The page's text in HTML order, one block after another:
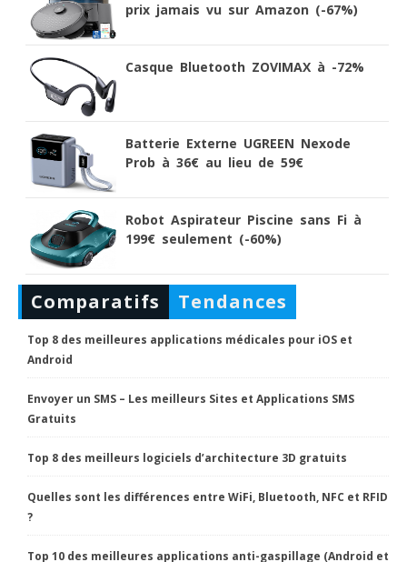
prix jamais vu sur Amazon (-67%)
Casque Bluetooth ZOVIMAX à -72%
Batterie Externe UGREEN Nexode
Prob à 36€ au lieu de 59€
Robot Aspirateur Piscine sans Fi à
199€ seulement (-60%)
Comparatifs Tendances
Top 8 des meilleures applications médicales pour iOS et
Android
Envoyer un SMS – Les meilleurs Sites et Applications SMS
Gratuits
Top 8 des meilleurs logiciels d’architecture 3D gratuits
Quelles sont les différences entre WiFi, Bluetooth, NFC et RFID
?
Top 10 des meilleures applications anti-gaspillage (Android et